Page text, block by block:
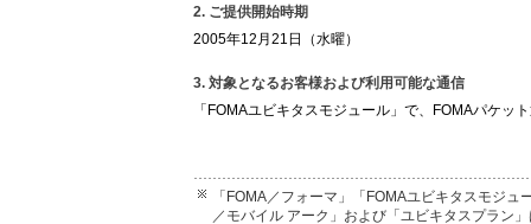
2. ご提供開始時期
2005年12月21日（水曜）
3. 対象となるお客様および利用可能な通信
「FOMAユビキタスモジュール」で、FOMAパケッ
「FOMA／フォーマ」「FOMAユビキタスモジ
／モバイル アーク」および「ユビキタスプラン